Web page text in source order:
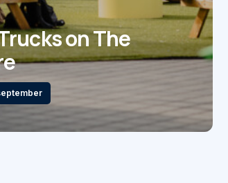
on The